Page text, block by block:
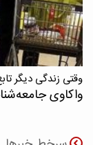
وقتی زندگی دیگر
واکاوی